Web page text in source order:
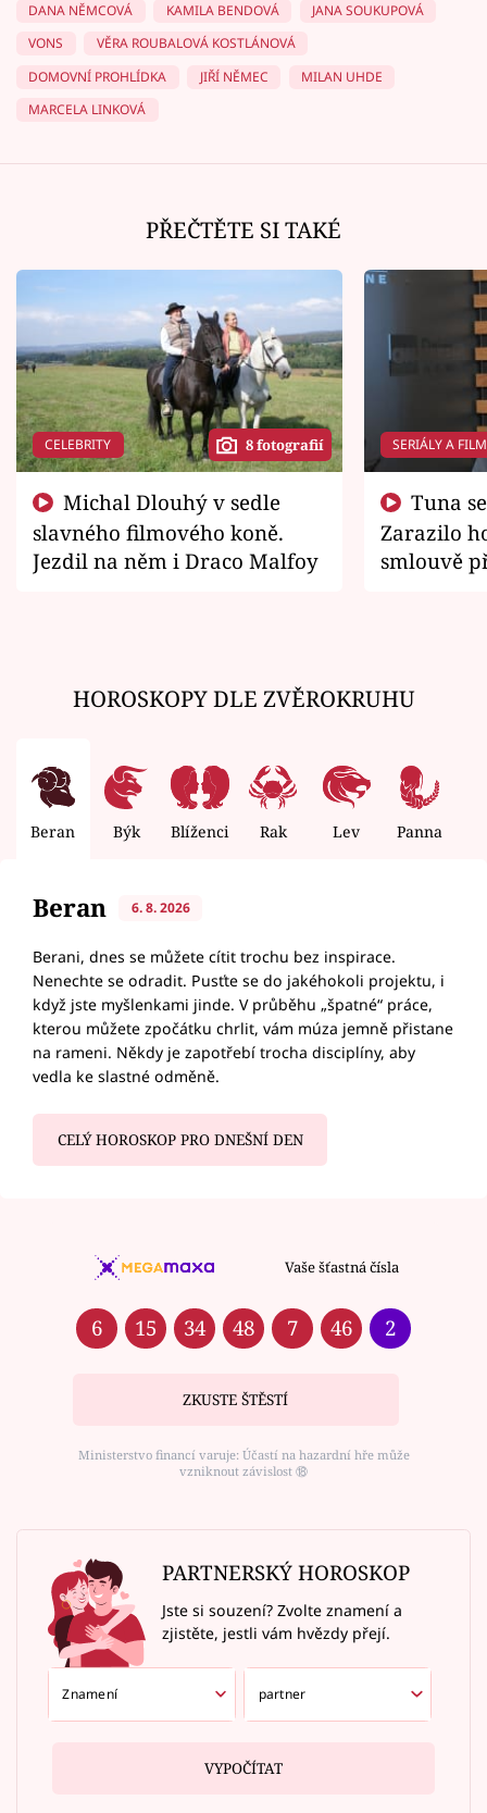
DANA NĚMCOVÁ KAMILA BENDOVÁ
JANA SOUKUPOVÁ
VONS
VĚRA ROUBALOVÁ KOSTLÁNOVÁ
DOMOVNÍ PROHLÍDKA
JIŘÍ NĚMEC
MILAN UHDE
MARCELA LINKOVÁ
PŘEČTĚTE SI TAKÉ
CELEBRITY 8 fotografií
slavného filmového koně.
Jezdil na něm i Draco Malfoy
SERIÁLY A
Zarazilo
smlouvě
HOROSKOPY DLE ZVĚROKRUHU
Beran Býk Blíženci Rak Lev Panna
Beran 6. 8. 2026
Berani, dnes se můžete cítit trochu bez inspirace.
Nenechte se odradit. Pusťte se do jakéhokoli projektu, i
když jste myšlenkami jinde. V průběhu „špatné“ práce,
kterou můžete zpočátku chrlit, vám múza jemně přistane
na rameni. Někdy je zapotřebí trocha disciplíny, aby
vedla ke slastné odměně.
CELÝ HOROSKOP PRO DNEŠNÍ DEN
Vaše šťastná čísla
6 15 34 48 7 46 2
ZKUSTE ŠTĚSTÍ
Ministerstvo financí varuje: Účastí na hazardní hře může
vzniknout závislost ⑱
PARTNERSKÝ HOROSKOP
Jste si souzení? Zvolte znamení a
zjistěte, jestli vám hvězdy přejí.
VYPOČÍTAT